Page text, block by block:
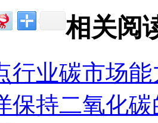
相关阅
行业碳市场
保持二氧化